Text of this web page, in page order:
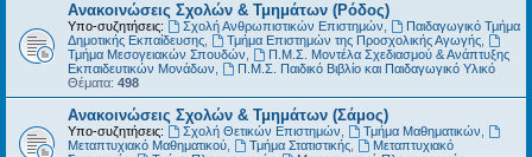
Ανακοινώσεις Σχολών & Τμημάτων (Ρόδος)
Υπο-συζητήσεις: Σχολή Ανθρωπιστικών Επιστημών
Παιδαγωγικό Τμήμα
Δημοτικής Εκπαίδευσης
Τμήμα Επιστημών της Προσχολικής Αγωγής,
Τμήμα Μεσογειακών Σπουδών
Π.Μ.Σ. Μοντέλα Σχεδιασμού & Ανάπτυξης
Εκπαιδευτικών Μονάδων
Π.Μ.Σ. Παιδικό Βιβλίο και Παιδαγωγικό Υλικό
Θέματα: 498
Ανακοινώσεις Σχολών & Τμημάτων (Σάμος)
Υπο-συζητήσεις: Σχολή Θετικών Επιστημών Τμήμα Μαθηματικών
Μεταπτυχιακό Μαθηματικού
Τμήμα Στατιστικής,
Μεταπτυχιακό